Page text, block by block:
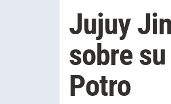
Jujuy
sobre
Potro